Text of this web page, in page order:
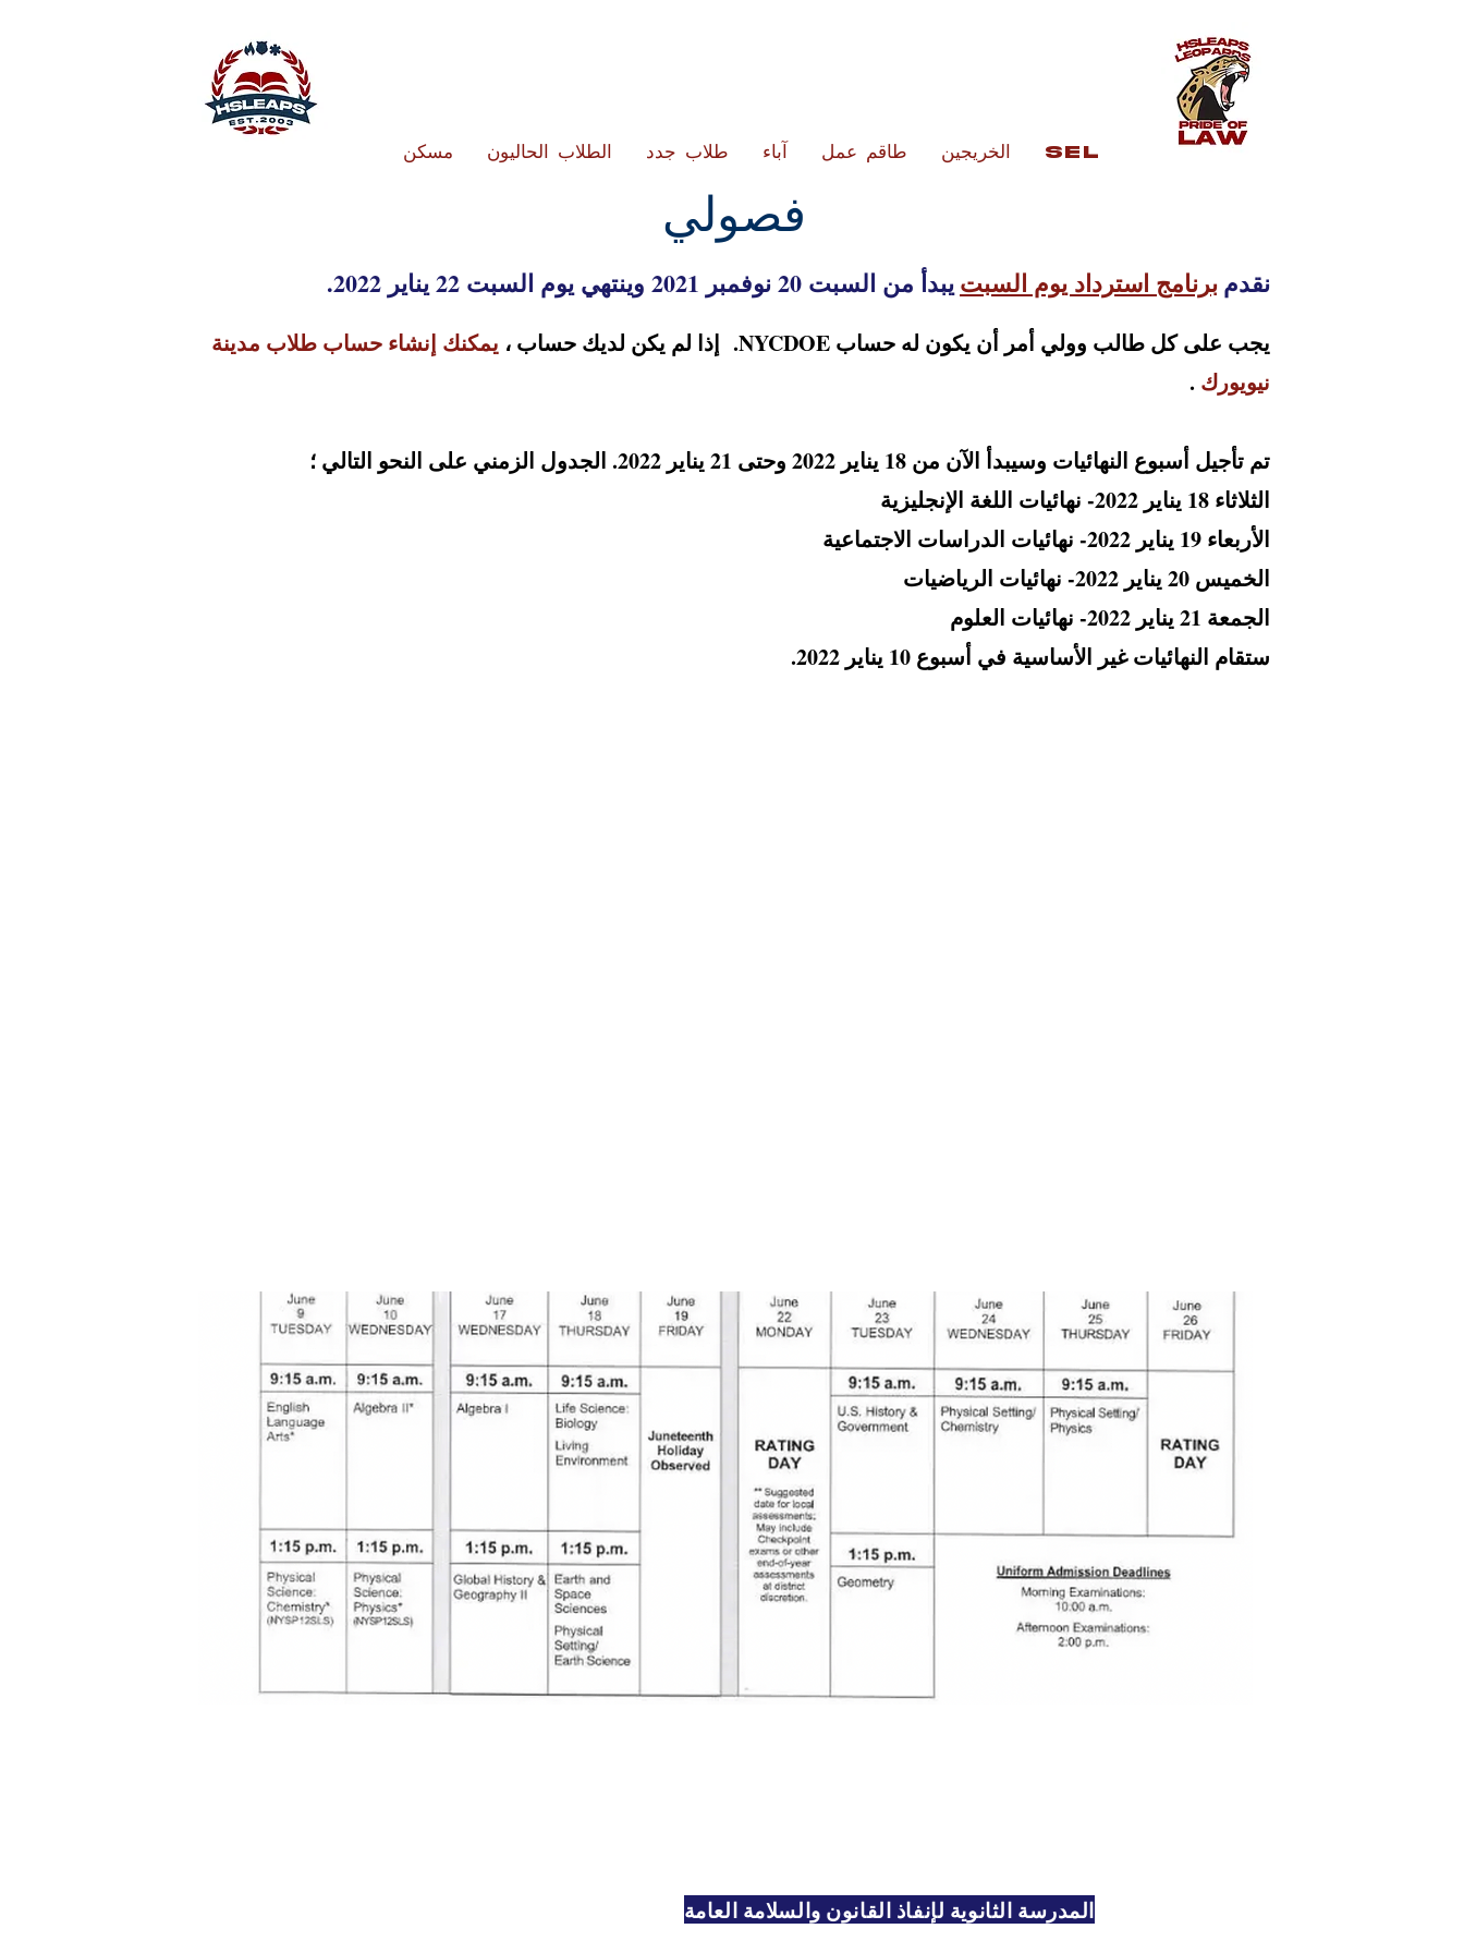
مسكن الطلاب الحاليون طلاب جدد آباء طاقم عمل الخريجين SEL
فصولي
نقدمبرنامج استرداد يوم السبتيبدأ من السبت 20 نوفمبر 2021 وينتهي يوم السبت 22 يناير 2022.
يجب على كل طالب وولي أمر أن يكون له حساب NYCDOE. إذا لم يكن لديك حساب ، يمكنك إنشاء حساب طلاب مدينة
نيويورك .
تم تأجيل أسبوع النهائيات وسيبدأ الآن من 18 يناير 2022 وحتى 21 يناير 2022. الجدول الزمني على النحو التالي ؛
الثلاثاء 18 يناير 2022- نهائيات اللغة الإنجليزية
الأربعاء 19 يناير 2022- نهائيات الدراسات الاجتماعية
الخميس 20 يناير 2022- نهائيات الرياضيات
الجمعة 21 يناير 2022- نهائيات العلوم
ستقام النهائيات غير الأساسية في أسبوع 10 يناير 2022.
المدرسة الثانوية لإنفاذ القانون والسلامة العامة